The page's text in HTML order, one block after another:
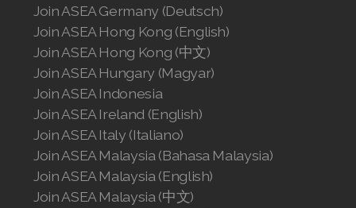
Join ASEA Germany (Deutsch)
Join ASEA Hong Kong (English)
Join ASEA Hong Kong (中文)
Join ASEA Hungary (Magyar)
Join ASEA Indonesia
Join ASEA Ireland (English)
Join ASEA Italy (Italiano)
Join ASEA Malaysia (Bahasa Malaysia)
Join ASEA Malaysia (English)
Join ASEA Malaysia (中文)
Join ASEA United States (Español)